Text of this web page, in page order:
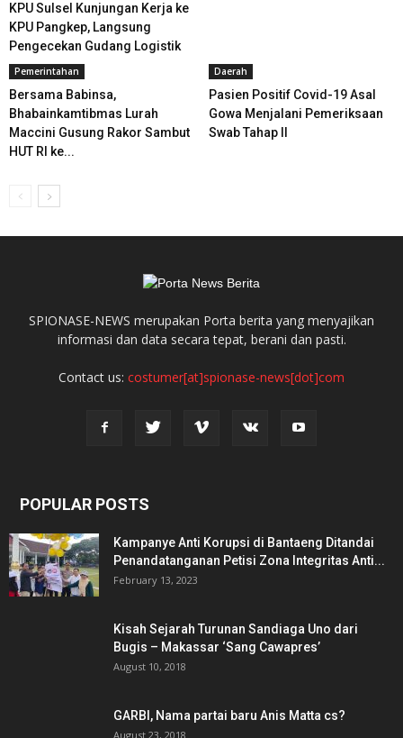
KPU Sulsel Kunjungan Kerja ke
KPU Pangkep, Langsung
Pengecekan Gudang Logistik
Pemerintahan
Bersama Babinsa,
Bhabainkamtibmas Lurah
Maccini Gusung Rakor Sambut
HUT RI ke...
Daerah
Pasien Positif Covid-19 Asal
Gowa Menjalani Pemeriksaan
Swab Tahap II
SPIONASE-NEWS merupakan Porta berita yang menyajikan
informasi dan data secara tepat, berani dan pasti.
Contact us: costumer[at]spionase-news[dot]com
POPULAR POSTS
Kampanye Anti Korupsi di Bantaeng Ditandai
Penandatanganan Petisi Zona Integritas Anti...
February 13, 2023
Kisah Sejarah Turunan Sandiaga Uno dari
Bugis – Makassar ‘Sang Cawapres’
August 10, 2018
GARBI, Nama partai baru Anis Matta cs?
August 23, 2018